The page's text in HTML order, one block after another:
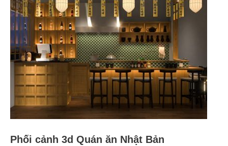
Phối cảnh 3d Quán ăn Nhật Bản
3d
Quán
ăn
Nhật
Bản